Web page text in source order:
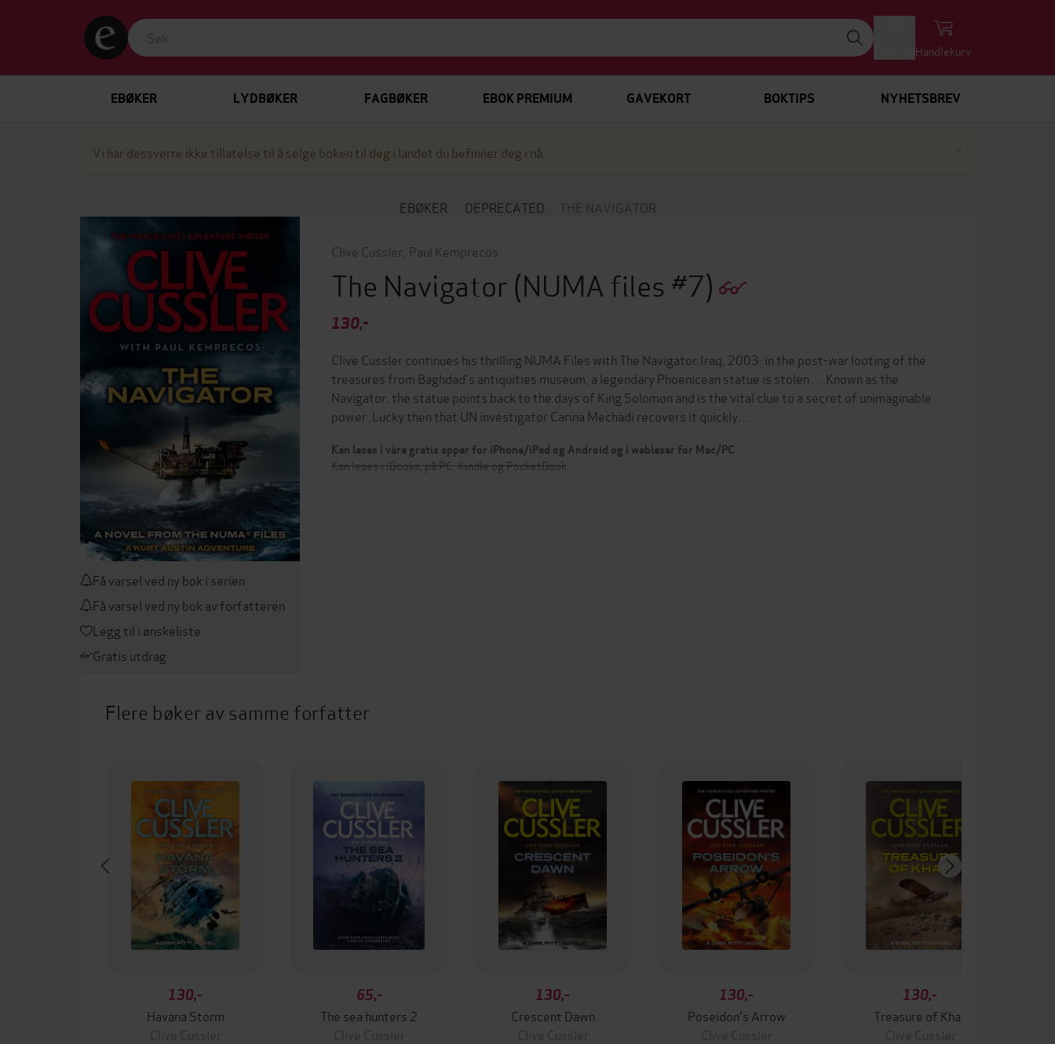
Handlekurv
EBØKER LYDBØKER FAGBØKER EBOK PREMIUM GAVEKORT BOKTIPS NYHETSBREV
Vi har dessverre ikke tillatelse til å selge boken til deg i landet du befinner deg i nå.
EBØKER DEPRECATED THE NAVIGATOR
Få varsel ved ny bok i serien
Få varsel ved ny bok av forfatteren
Legg til i ønskeliste
Gratis utdrag
Clive Cussler Paul Kemprecos
The Navigator(NUMA files #7)
130,-
Clive Cussler continues his thrilling NUMA Files with The Navigator.Iraq, 2003: in the post-war looting of the
treasures from Baghdad's antiquities museum, a legendary Phoenicean statue is stolen . . .Known as the
Navigator, the statue points back to the days of King Solomon and is the vital clue to a secret of unimaginable
power. Lucky then that UN investigator Carina Mechadi recovers it quickly…
Kan leses i våre gratis apper for iPhone/iPad og Android og i webleser for Mac/PC
Kan leses i iBooks, på PC, Kindle og PocketBook
Flere bøker av samme forfatter
130,-
Havana Storm
Clive Cussler
65,-
The sea hunters 2
Clive Cussler
130,-
Crescent Dawn
Clive Cussler
130,-
Poseidon's Arrow
Clive Cussler
130,-
Treasure of Khan
Clive Cussler